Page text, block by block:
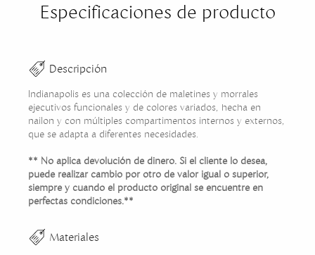
Especificaciones de producto
Descripción
Indianapolis es una colección de maletines y morrales
ejecutivos funcionales y de colores variados, hecha en
nailon y con múltiples compartimentos internos y externos,
que se adapta a diferentes necesidades.
** No aplica devolución de dinero. Si el cliente lo desea,
puede realizar cambio por otro de valor igual o superior,
siempre y cuando el producto original se encuentre en
perfectas condiciones.**
Materiales